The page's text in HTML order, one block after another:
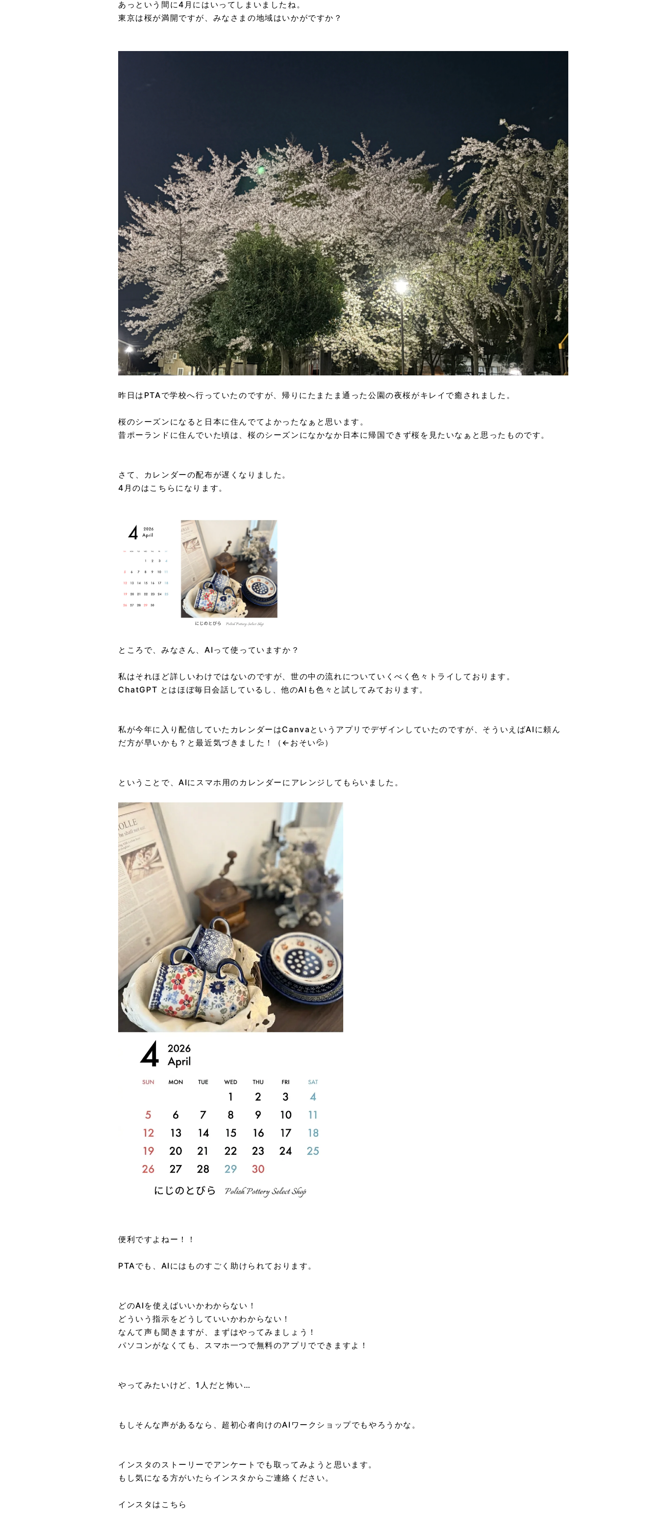
あっという間に4月にはいってしまいましたね。
東京は桜が満開ですが、みなさまの地域はいかがですか？
昨日はPTAで学校へ行っていたのですが、帰りにたまたま通った公園の夜桜がキレイで癒されました。
桜のシーズンになると日本に住んでてよかったなぁと思います。
昔ポーランドに住んでいた頃は、桜のシーズンになかなか日本に帰国できず桜を見たいなぁと思ったものです。
さて、カレンダーの配布が遅くなりました。
4月のはこちらになります。
ところで、みなさん、AIって使っていますか？
私はそれほど詳しいわけではないのですが、 世の中の流れについていくべく色々トライしております。
ChatGPT とはほぼ毎日会話しているし、他のAIも色々と試してみております。
私が今年に入り配信していたカレンダーはCanvaというアプリでデザインしていたのですが、そういえばAIに頼ん
だ方が早いかも？と最近気づきました！（←おそい💦）
ということで、AIにスマホ用のカレンダーにアレンジして もらいました。
便利ですよねー！！
PTAでも、AIにはものすごく助けられております。
どのAIを使えばいいかわからない！
どういう指示をどうしていいかわからない！
なんて声も聞きますが、まずはやってみましょう！
パソコンがなくても、スマホ一つで無料のアプリでできますよ！
やってみたいけど、1人だと怖い…
もしそんな声があるなら、 超初心者向けのAIワークショップでもやろうかな。
インスタのストーリーでアンケートでも取ってみようと思います。
もし気になる方がいたらインスタからご連絡ください。
インスタはこちら